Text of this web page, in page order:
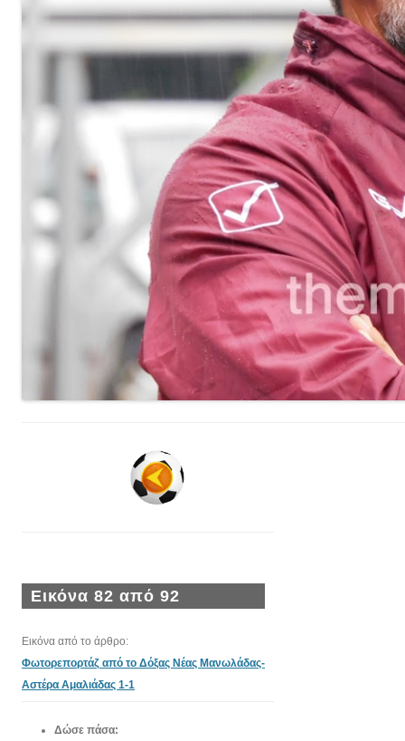
Εικόνα 82 από 92
Εικόνα από το άρθρο:
Φωτορεπορτάζ από το Δόξας Νέας Μανωλάδας-
Αστέρα Αμαλιάδας 1-1
Δώσε πάσα: